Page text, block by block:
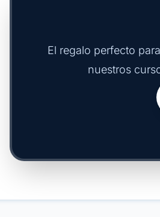
El regalo perfecto
nuestros